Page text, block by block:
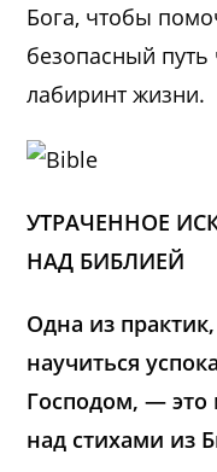
Бога, чтобы
безопасный путь
лабиринт жизни.
УТРАЧЕННОЕ
НАД БИБЛИЕЙ
Одна из
научиться
Господом, —
над стихами из